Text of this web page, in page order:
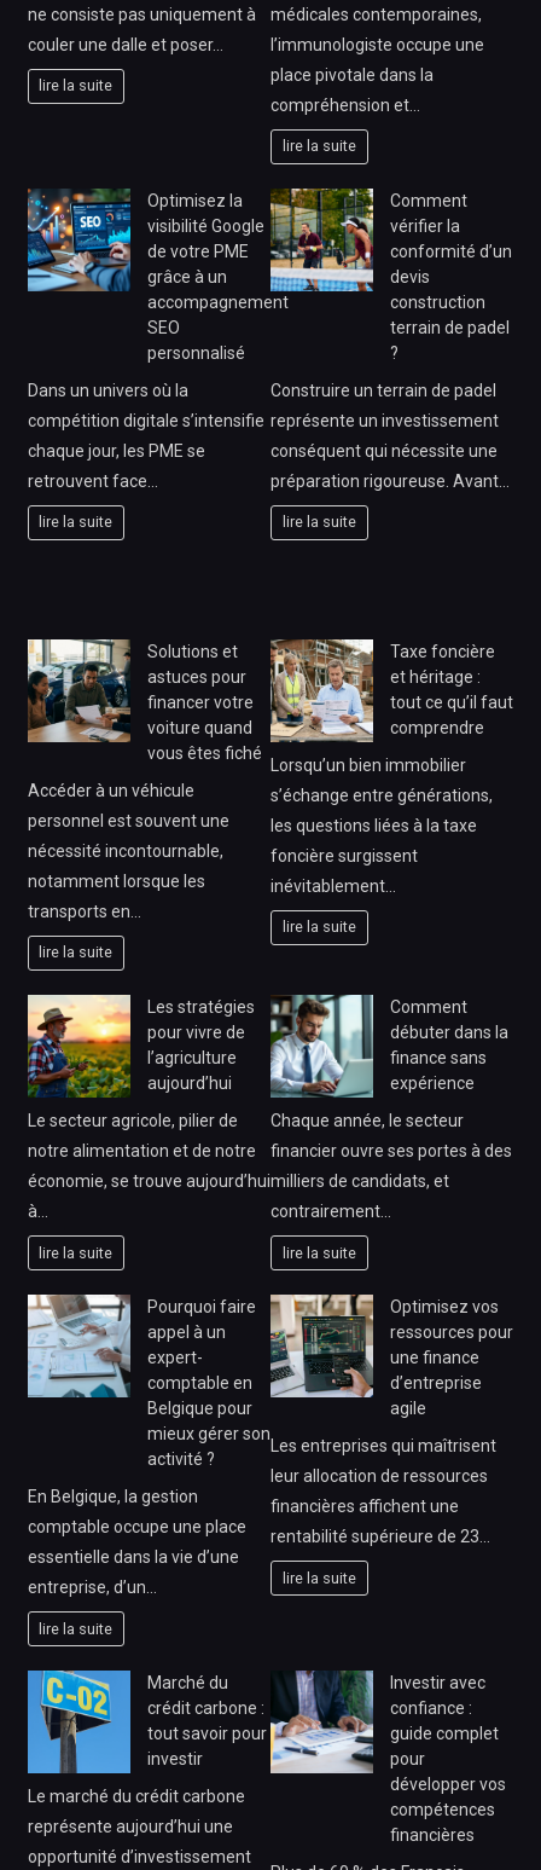
ne consiste pas uniquement à
couler une dalle et poser…
lire la suite
médicales contemporaines,
l’immunologiste occupe une
place pivotale dans la
compréhension et…
lire la suite
Optimisez la
visibilité Google
de votre PME
grâce à un
accompagnement
SEO
personnalisé
Dans un univers où la
compétition digitale s’intensifie
chaque jour, les PME se
retrouvent face…
lire la suite
Comment
vérifier la
conformité d’un
devis
construction
terrain de padel
?
Construire un terrain de padel
représente un investissement
conséquent qui nécessite une
préparation rigoureuse. Avant…
lire la suite
Solutions et
astuces pour
financer votre
voiture quand
vous êtes fiché
Accéder à un véhicule
personnel est souvent une
nécessité incontournable,
notamment lorsque les
transports en…
lire la suite
Taxe foncière
et héritage :
tout ce qu’il faut
comprendre
Lorsqu’un bien immobilier
s’échange entre générations,
les questions liées à la taxe
foncière surgissent
inévitablement…
lire la suite
Les stratégies
pour vivre de
l’agriculture
aujourd’hui
Le secteur agricole, pilier de
notre alimentation et de notre
économie, se trouve aujourd’hui
à…
lire la suite
Comment
débuter dans la
finance sans
expérience
Chaque année, le secteur
financier ouvre ses portes à des
milliers de candidats, et
contrairement…
lire la suite
Pourquoi faire
appel à un
expert-
comptable en
Belgique pour
mieux gérer son
activité ?
En Belgique, la gestion
comptable occupe une place
essentielle dans la vie d’une
entreprise, d’un…
lire la suite
Optimisez vos
ressources pour
une finance
d’entreprise
agile
Les entreprises qui maîtrisent
leur allocation de ressources
financières affichent une
rentabilité supérieure de 23…
lire la suite
Marché du
crédit carbone :
tout savoir pour
investir
Le marché du crédit carbone
représente aujourd’hui une
opportunité d’investissement
Investir avec
confiance :
guide complet
pour
développer vos
compétences
financières